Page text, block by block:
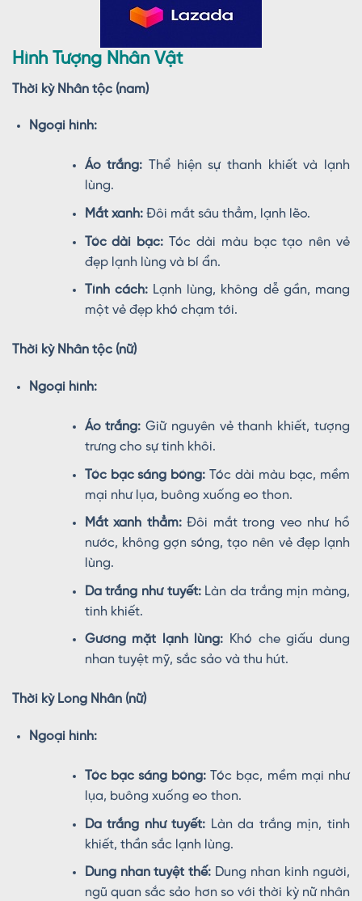
Hình Tượng Nhân Vật
Thời kỳ Nhân tộc (nam)
Ngoại hình:
Áo trắng: Thể hiện sự thanh khiết và lạnh
lùng.
Mắt xanh:Đôi mắt sâu thẳm, lạnh lẽo.
Tóc dài bạc: Tóc dài màu bạc tạo nên vẻ
đẹp lạnh lùng và bí ẩn.
Tính cách:Lạnh lùng, không dễ gần, mang
một vẻ đẹp khó chạm tới.
Thời kỳ Nhân tộc (nữ)
Ngoại hình:
Áo trắng: Giữ nguyên vẻ thanh khiết, tượng
trưng cho sự tinh khôi.
Tóc bạc sáng bóng: Tóc dài màu bạc, mềm
mại như lụa, buông xuống eo thon.
Mắt xanh thẳm:Đôi mắt trong veo như hồ
nước, không gợn sóng, tạo nên vẻ đẹp lạnh
lùng.
Da trắng như tuyết:Làn da trắng mịn màng,
tinh khiết.
Gương mặt lạnh lùng: Khó che giấu dung
nhan tuyệt mỹ, sắc sảo và thu hút.
Thời kỳ Long Nhân (nữ)
Ngoại hình:
Tóc bạc sáng bóng: Tóc bạc, mềm mại như
lụa, buông xuống eo thon.
Da trắng như tuyết: Làn da trắng mịn, tinh
khiết, thần sắc lạnh lùng.
Dung nhan tuyệt thế: Dung nhan kinh người,
ngũ quan sắc sảo hơn so với thời kỳ nữ nhân